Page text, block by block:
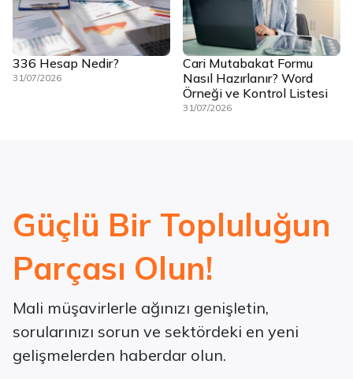
336 Hesap Nedir?
31/07/2026
Cari Mutabakat Formu
Nasıl Hazırlanır? Word
Örneği ve Kontrol Listesi
31/07/2026
Güçlü Bir Topluluğun
Parçası Olun!
Mali müşavirlerle ağınızı genişletin,
sorularınızı sorun ve sektördeki en yeni
gelişmelerden haberdar olun.